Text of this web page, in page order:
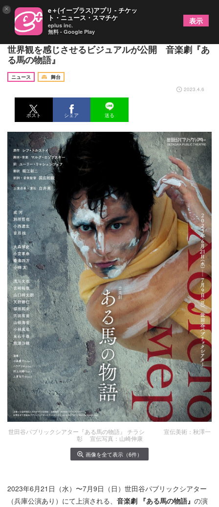
成河ら出演者、演出の白井晃よりコメント＆作品の
世界観を感じさせるビジュアルが公開 音楽劇『あ
る馬の物語』
ニュース
舞台
2023.4.6
ポスト シェア 送る
世田谷パブリックシアター『ある馬の物語』 チラシ 宣伝美術：秋澤一
彰 宣伝写真：山崎伸康
画像を全て表示（6件）
2023年6月21日（水）〜7月9日（日）世田谷パブリックシアター
（兵庫公演あり）にて上演される、 音楽劇 『ある馬の物語』 の演
× e＋(イープラス)アプリ - チケッ
ト・ニュース・スマチケ
eplus inc.
無料 - Google Play
表示